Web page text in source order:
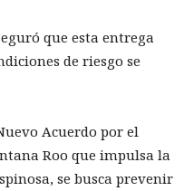
que esta entrega
de riesgo se
Acuerdo por el
Roo que impulsa la
se busca prevenir